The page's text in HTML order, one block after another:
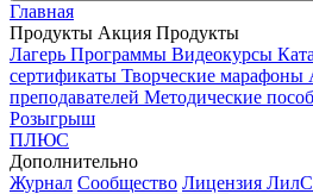
Главная
Продукты Акция Продукты
Лагерь Программы Видеокурсы
сертификаты Творческие марафоны
преподавателей Методические
Розыгрыш
ПЛЮС
Дополнительно
Журнал Сообщество Лицензия